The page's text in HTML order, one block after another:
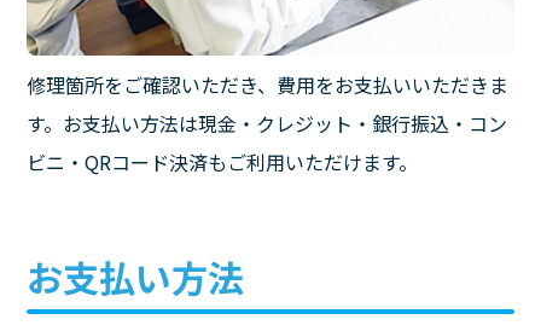
修理箇所をご確認いただき、費用をお支払いいただきま
す。お支払い方法は現金・クレジット・銀行振込・コン
ビニ・QRコード決済もご利用いただけます。
お支払い方法